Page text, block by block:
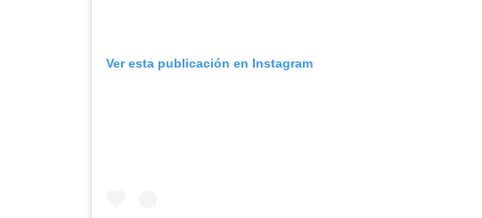
Ver esta publicación en Instagram